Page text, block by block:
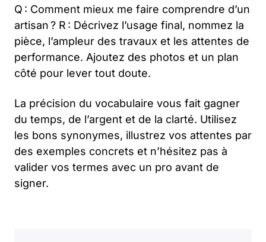
Q : Comment mieux me faire comprendre d’un
artisan ? R : Décrivez l’usage final, nommez la
pièce, l’ampleur des travaux et les attentes de
performance. Ajoutez des photos et un plan
côté pour lever tout doute.
La précision du vocabulaire vous fait gagner
du temps, de l’argent et de la clarté. Utilisez
les bons synonymes, illustrez vos attentes par
des exemples concrets et n’hésitez pas à
valider vos termes avec un pro avant de
signer.